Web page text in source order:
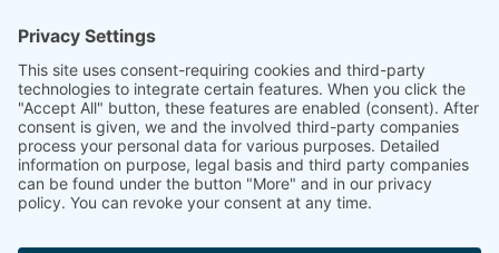
VERSANDPARTNER
We use a third party
service to embed
map content that
may collect data
about your activity.
Please review the